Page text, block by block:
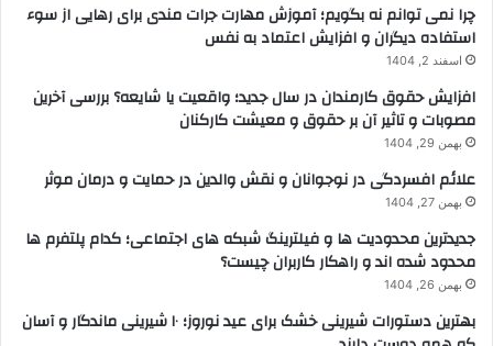
چرا نمی توانم نه بگویم؛ آموزش مهارت جرات مندی برای رهایی از سوء
استفاده دیگران و افزایش اعتماد به نفس
اسفند 2, 1404
افزایش حقوق کارمندان در سال جدید؛ واقعیت یا شایعه؟ بررسی آخرین
مصوبات و تاثیر آن بر حقوق و معیشت کارکنان
بهمن 29, 1404
علائم افسردگی در نوجوانان و نقش والدین در حمایت و درمان موثر
بهمن 27, 1404
جدیدترین محدودیت ها و فیلترینگ شبکه های اجتماعی؛ کدام پلتفرم ها
محدود شده اند و راهکار کاربران چیست؟
بهمن 26, 1404
بهترین دستورات شیرینی خشک برای عید نوروز؛ ۱۰ شیرینی ماندگار و آسان